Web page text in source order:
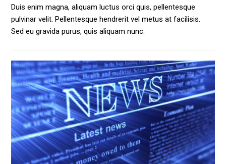
Duis enim magna, aliquam luctus orci quis, pellentesque
pulvinar velit. Pellentesque hendrerit vel metus at facilisis.
Sed eu gravida purus, quis aliquam nunc.